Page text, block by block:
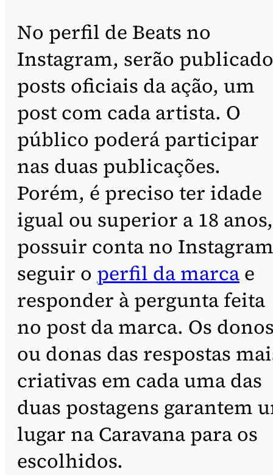
No perfil de Beats no
Instagram, serão
posts oficiais da ação, um
post com cada artista. O
público poderá participar
nas duas publicações.
Porém, é preciso ter idade
igual ou superior a 18 anos,
possuir conta no
seguir o perfil da marca e
responder à pergunta feita
no post da marca. Os
ou donas das respostas
criativas em cada uma das
duas postagens garantem
lugar na Caravana para os
escolhidos.